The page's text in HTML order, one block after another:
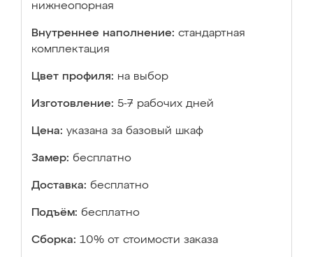
нижнеопорная
Внутреннее наполнение: стандартная
комплектация
Цвет профиля: на выбор
Изготовление: 5-7 рабочих дней
Цена: указана за базовый шкаф
Замер: бесплатно
Доставка: бесплатно
Подъём: бесплатно
Сборка: 10% от стоимости заказа